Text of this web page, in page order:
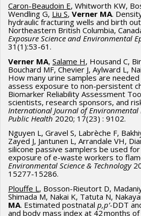
Caron-Beaudoin E, Whitworth KW,
Wendling G, Liu S, Verner MA.
hydraulic fracturing wells and birth
Northeastern British Columbia,
Exposure Science and Environmental
31(1):53-61.
Verner MA, Salame H, Housand C,
Bouchard MF, Chevier J, Aylward L,
How many urine samples are
assess exposure to non-persistent
Biomarker Reliability Assessment
scientists, research sponsors, and
International Journal of Environmental
Public Health2020; 17(23) : 9102.
Nguyen L, Gravel S, Labrèche F,
Zayed J, Jantunen L, Arrandale VH,
silicone passive samplers be used
exposure of e-waste workers to
Environmental Science & Technology
15277-15286.
Plouffe L , Bosson-Rieutort D,
Shimada M, Nakai K, Tatuta N,
MA. Estimated postnatal p,p’-DDT
and body mass index at 42 months of